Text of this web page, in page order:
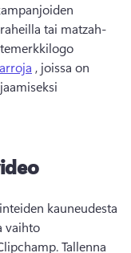
tai matzah-
, joissa on
kauneudesta
in a new tab)
vaihto
Tallenna